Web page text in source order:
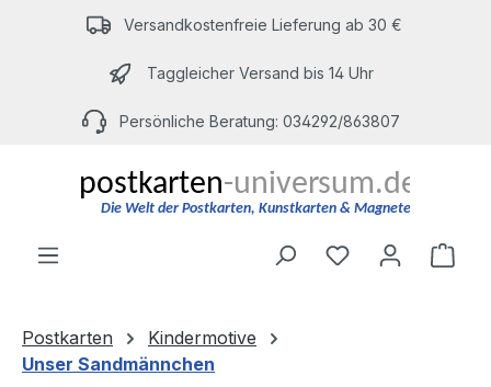
Zum Hauptinhalt springenVersandkostenfreie Lieferung ab 30 €
Taggleicher Versand bis 14 Uhr
Persönliche Beratung: 034292/863807
Du hast 0
Postkarten
Kindermotive
Unser Sandmännchen